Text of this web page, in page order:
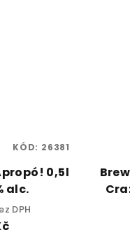
0,5l
alc.
DPH
KÓD: 26381